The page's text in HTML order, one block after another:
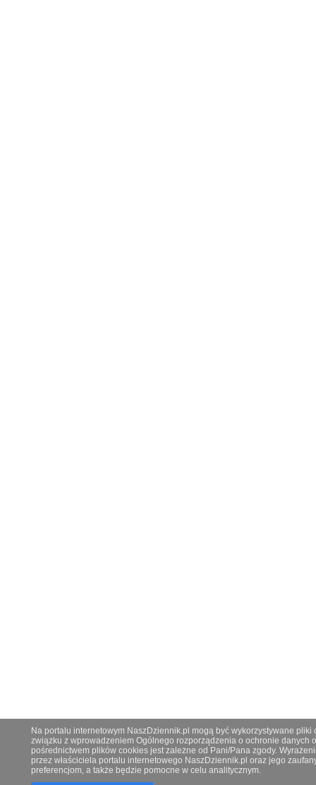
Na portalu internetowym NaszDziennik.pl mogą być wykorzystywane
związku z wprowadzeniem Ogólnego rozporządzenia o ochronie danych
pośrednictwem plików cookies jest zależne od Pani/Pana zgody.
przez właściciela portalu internetowego NaszDziennik.pl oraz jego
preferencjom, a także będzie pomocne w celu analitycznym.